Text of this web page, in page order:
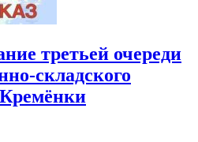
третьей очереди
складского